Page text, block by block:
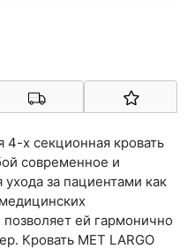
х секционная кровать
современное и
за пациентами как
ей гармонично
Кровать MET LARGO